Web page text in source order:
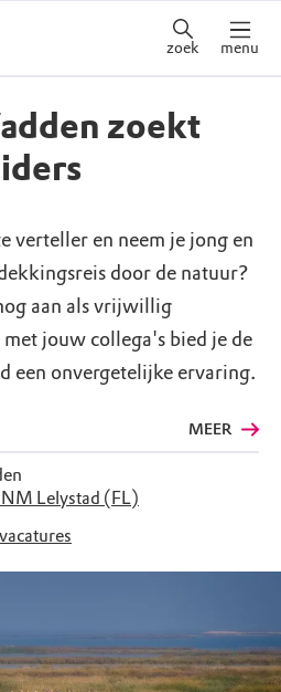
zoek menu
zoekt
verteller en neem je jong en
door de natuur?
aan als vrijwillig
jouw collega's bied je de
een onvergetelijke ervaring.
MEER
Lelystad (FL)